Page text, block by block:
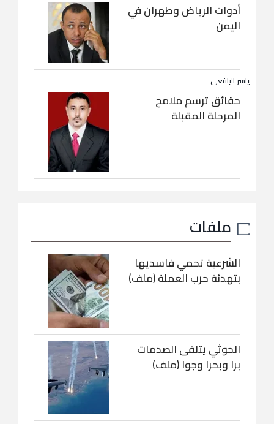
أدوات الرياض وطهران في
اليمن
ياسر اليافعي
حقائق ترسم ملامح
المرحلة المقبلة
ملفات
الشرعية تحمي فاسديها
بتهدئة حرب العملة (ملف)
الحوثي يتلقى الصدمات
برا وبحرا وجوا (ملف)